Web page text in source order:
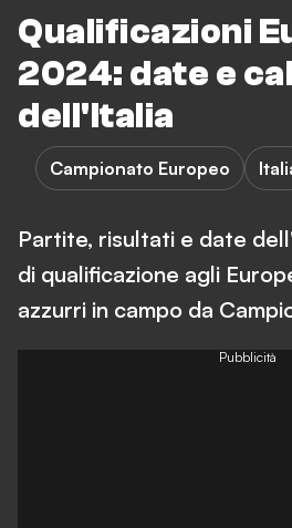
Qualificazioni
2024: date e
dell'Italia
Campionato Europeo
Partite, risultati e date
di qualificazione agli
azzurri in campo da
Pubblicità